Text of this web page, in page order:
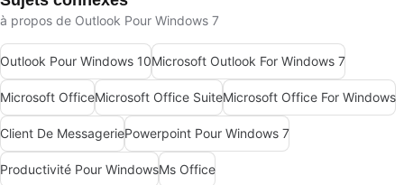
à propos de Outlook Pour Windows 7
Outlook Pour Windows 10Microsoft Outlook For Windows 7
Microsoft OfficeMicrosoft Office SuiteMicrosoft Office For Windows
Client De MessageriePowerpoint Pour Windows 7
Productivité Pour WindowsMs Office